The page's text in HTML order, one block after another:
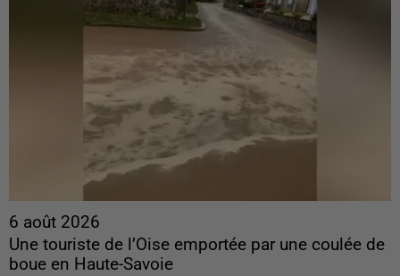
6 août 2026
Une touriste de l’Oise emportée par une coulée de
boue en Haute-Savoie